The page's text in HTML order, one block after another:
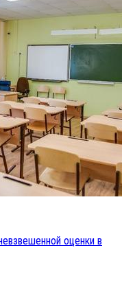
оценки в